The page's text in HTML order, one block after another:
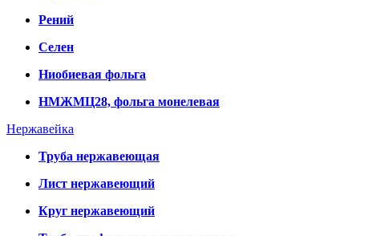
Рений
Селен
Ниобиевая фольга
НМЖМЦ28, фольга монелевая
Нержавейка
Труба нержавеющая
Лист нержавеющий
Круг нержавеющий